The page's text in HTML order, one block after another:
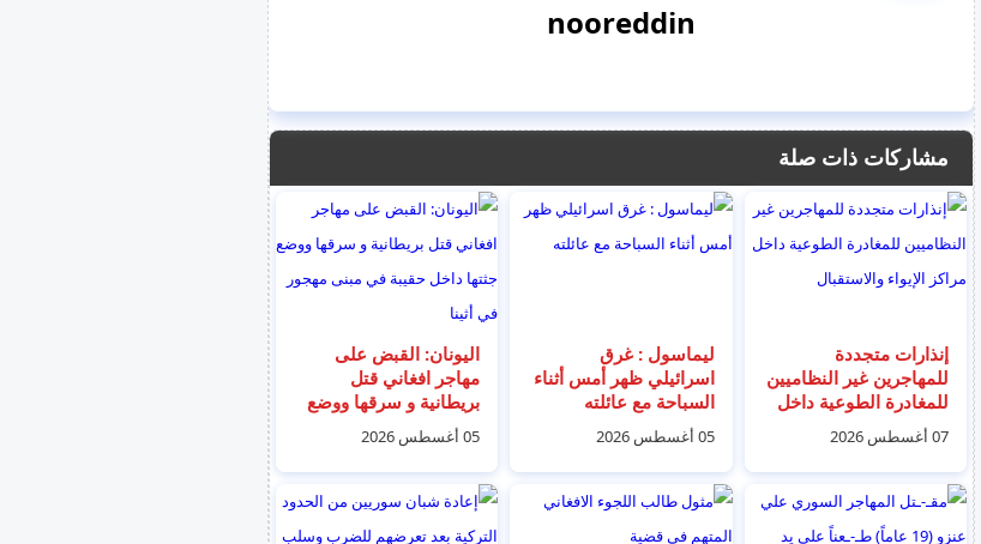
nooreddin
مشاركات ذات صلة
إنذارات متجددة
للمهاجرين غير النظاميين
للمغادرة الطوعية داخل
مراكز الإيواء والاستقبال07 أغسطس 2026
ليماسول : غرق
اسرائيلي ظهر أمس أثناء
السباحة مع عائلته
05 أغسطس 2026
اليونان: القبض على
مهاجر افغاني قتل
بريطانية و سرقها ووضع
جثتها داخل حقيبة في
مبنى مهجور في أثينا
05 أغسطس 2026